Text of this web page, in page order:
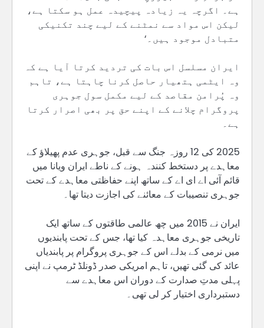
ہے۔ اگرچہ یہ زیادہ پیچیدہ عمل ہو سکتا ہے،
لیکن اس مواد سے نمٹنے کے لیے چند تکنیکی
متبادل موجود ہیں۔‘
ایران مسلسل اس بات کی تردید کرتا آیا ہے کہ
وہ ایٹمی ہتھیار حاصل کرنا چاہتا ہے، تاہم
وہ پُرامن مقاصد کے لیے مکمل سول جوہری
پروگرام چلانے کے اپنے حق پر بھی اصرار کرتا
ہے۔
2025 کی 12 روزہ جنگ سے قبل، جوہری عدم پھیلاؤ کے
معاہدے پر دستخط کنندہ ہونے کے ناطے ایران ویانا میں
قائم آئی اے ای اے کے ساتھ اپنے حفاظتی معاہدے کے تحت
جوہری تنصیبات کے معائنے کی اجازت دیتا تھا۔
ایران نے 2015 میں چھ عالمی طاقتوں کے ساتھ ایک
تاریخی جوہری معاہدہ کیا تھا، جس کے تحت پابندیوں
میں نرمی کے بدلے اس کے جوہری پروگرام پر پابندیاں
عائد کی گئی تھیں، تاہم امریکی صدر ڈونلڈ ٹرمپ نے اپنی
پہلی مدتِ صدارت کے دوران اس معاہدے سے
دستبرداری اختیار کر لی تھی۔